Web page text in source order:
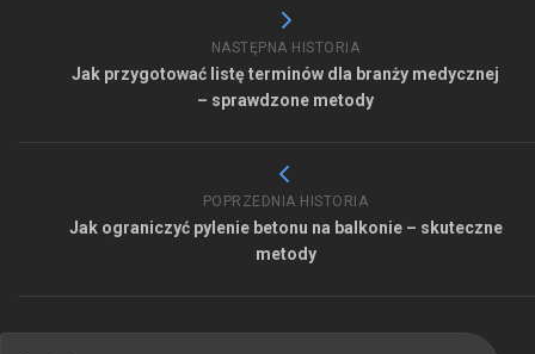
NASTĘPNA HISTORIA
Jak przygotować listę terminów dla branży medycznej
– sprawdzone metody
POPRZEDNIA HISTORIA
Jak ograniczyć pylenie betonu na balkonie – skuteczne
metody